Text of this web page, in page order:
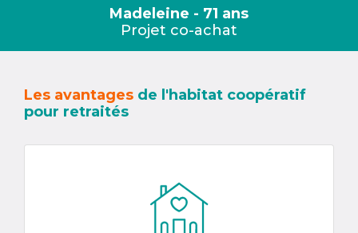
Madeleine - 71 ans
Projet co-achat
Les avantages de l'habitat coopératif
pour retraités